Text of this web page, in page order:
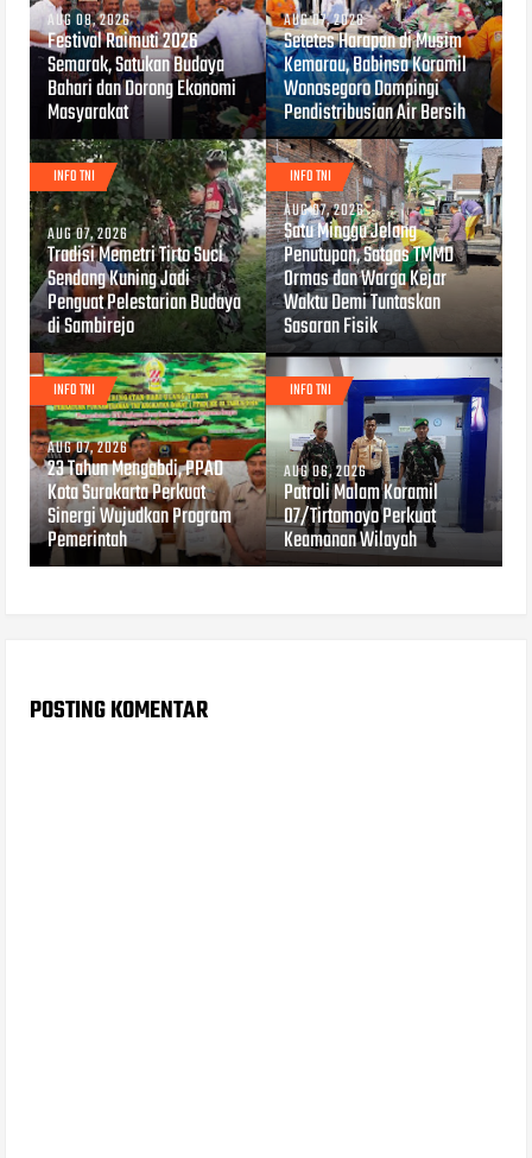
AUG 08, 2026
Festival Raimuti 2026
Semarak, Satukan Budaya
Bahari dan Dorong Ekonomi
Masyarakat
AUG 07, 2026
Setetes Harapan di Musim
Kemarau, Babinsa Koramil
Wonosegoro Dampingi
Pendistribusian Air Bersih
INFO TNI
AUG 07, 2026
Tradisi Memetri Tirto Suci
Sendang Kuning Jadi
Penguat Pelestarian Budaya
di Sambirejo
INFO TNI
AUG 07, 2026
Satu Minggu Jelang
Penutupan, Satgas TMMD
Ormas dan Warga Kejar
Waktu Demi Tuntaskan
Sasaran Fisik
INFO TNI
AUG 07, 2026
23 Tahun Mengabdi, PPAD
Kota Surakarta Perkuat
Sinergi Wujudkan Program
Pemerintah
INFO TNI
AUG 06, 2026
Patroli Malam Koramil
07/Tirtomoyo Perkuat
Keamanan Wilayah
POSTING KOMENTAR